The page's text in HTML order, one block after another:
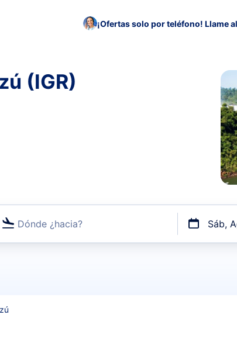
¡Ofertas solo por teléfono! Llame al
(IGR)
Dónde ¿hacia? Sáb,
o por vuelos directos